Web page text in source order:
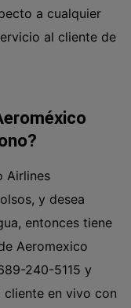
a cualquier
al cliente de
Airlines
y desea
entonces tiene
Aeromexico
240-5115 y
cliente en vivo con